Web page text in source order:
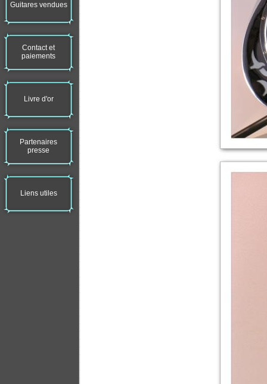
Guitares vendues
Contact et
paiements
Livre d'or
Partenaires
presse
Liens utiles